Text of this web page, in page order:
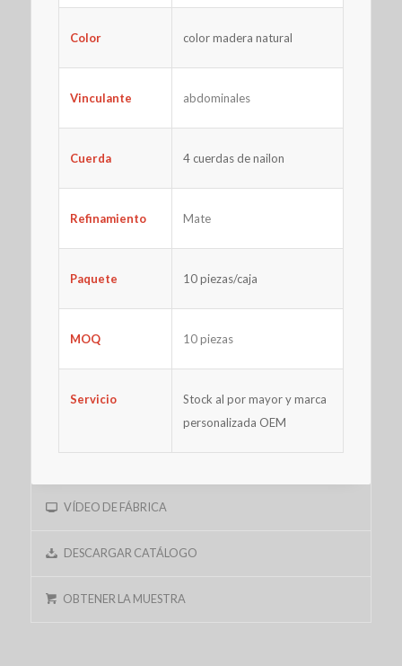
Color color madera natural
Vinculante abdominales
Cuerda 4 cuerdas de nailon
Refinamiento Mate
Paquete 10 piezas/caja
MOQ 10 piezas
Servicio
Stock al por mayor y marca
personalizada OEM
VÍDEO DE FÁBRICA
DESCARGAR CATÁLOGO
OBTENER LA MUESTRA